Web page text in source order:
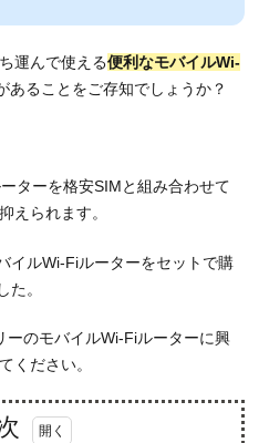
運んで使える便利なモバイルWi-
あることをご存知でしょうか？
ターを格安SIMと組み合わせて
えられます。
イルWi-Fiルーターをセットで購
た。
ーのモバイルWi-Fiルーターに興
ください。